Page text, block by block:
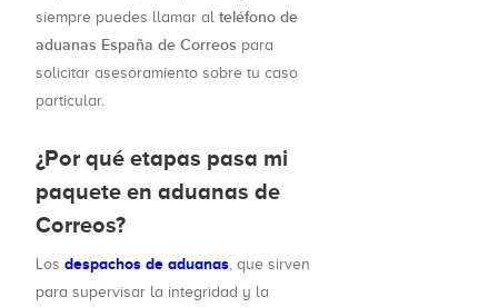
siempre puedes llamar al teléfono de
aduanas España de Correos para
solicitar asesoramiento sobre tu caso
particular.
¿Por qué etapas pasa mi
paquete en aduanas de
Correos?
Los despachos de aduanas, que sirven
para supervisar la integridad y la